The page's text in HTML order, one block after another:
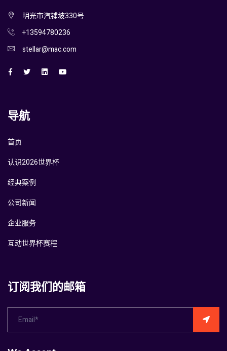
明光市汽铺坡330号
+13594780236
stellar@mac.com
导航
首页
认识2026世界杯
经典案例
公司新闻
企业服务
互动世界杯赛程
订阅我们的邮箱